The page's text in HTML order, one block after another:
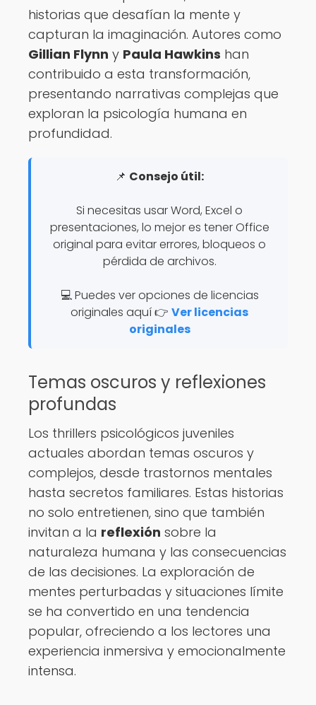
historias que desafían la mente y
capturan la imaginación. Autores como
Gillian Flynn y Paula Hawkins han
contribuido a esta transformación,
presentando narrativas complejas que
exploran la psicología humana en
profundidad.
📌 Consejo útil:
Si necesitas usar Word, Excel o
presentaciones, lo mejor es tener Office
original para evitar errores, bloqueos o
pérdida de archivos.
💻 Puedes ver opciones de licencias
originales aquí 👉 Ver licencias
originales
Temas oscuros y reflexiones
profundas
Los thrillers psicológicos juveniles
actuales abordan temas oscuros y
complejos, desde trastornos mentales
hasta secretos familiares. Estas historias
no solo entretienen, sino que también
invitan a la reflexión sobre la
naturaleza humana y las consecuencias
de las decisiones. La exploración de
mentes perturbadas y situaciones límite
se ha convertido en una tendencia
popular, ofreciendo a los lectores una
experiencia inmersiva y emocionalmente
intensa.